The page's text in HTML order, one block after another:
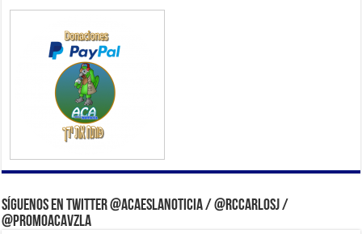
Síguenos en Twitter @acaeslanoticia / @rccarlosj /
@PromoACAVzla